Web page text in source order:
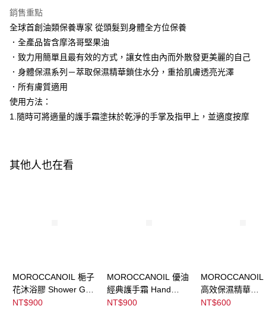
AFTEE先享後付是「在收到商品之後才付款」的支付方式。 讓您購物簡單
１．簡單：不需註冊會員、不需綁卡、不需儲值。
２．便利：只要手機號碼，簡訊認證，即可結帳。
３．安心：先確認商品／服務後，再付款。
【「AFTEE先享後付」結帳流程】
１．於結帳方式選擇「AFTEE先享後付」後，將跳轉至「AFTEE先享後付」
２．訂單成立數日內，您將收到繳費通知簡訊。
３．收到繳費通知簡訊後14天內，點擊此簡訊中的連結，可透過四大超商／
後付繳納相關費用。
※ 交易是否成功請以「AFTEE先享後付 」之結帳頁面顯示為準，若有關於
３．未成年的使用者請事先徵得法定代理人或監護人之同意方可使用
「AFTEE先享後付」，若未經同意申辦者引起之損失，本公司不負相關責
任。
運送方式
付款後全家取貨
付款後萊爾富取貨
每筆NT$100，滿NT$3,000(含以上)免運費
付款後7-11取貨
每筆NT$120，滿NT$3,000(含以上)免運費
銷售重點
全球首創油類保養專家 從頭髮到身體全方位保養
．全產品皆含摩洛哥堅果油
．致力用簡單且最有效的方式，讓女性由內而外散發更美麗的自己
．身體保濕系列－萃取保濕精華鎖住水分，重拾肌膚透亮光澤
．所有膚質適用
使用方法：
1.隨時可將適量的護手霜塗抹於乾淨的手掌及指甲上，並適度按摩
其他人也在看
MOROCCANOIL 梔子
花沐浴膠 Shower Gel
Ambiance De Plage
NT$900
MOROCCANOIL 優油
經典護手霜 Hand
Cream Fragrance
NT$900
MOROCCANOIL
高效保濕精華
Hydrating Styling
NT$600